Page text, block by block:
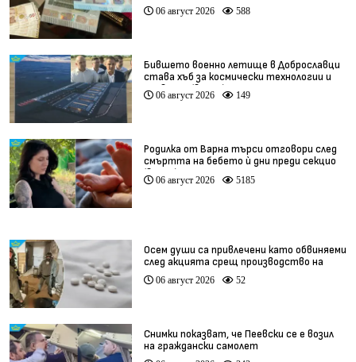
06 август 2026 588
Бившето военно летище в Доброславци
става хъб за космически технологии и
иновации (видео)
06 август 2026 149
Родилка от Варна търси отговори след
смъртта на бебето ѝ дни преди секцио
(видео)
06 август 2026 5185
Осем души са привлечени като обвиняеми
след акцията срещ производство на
фентанил
06 август 2026 52
Снимки показват, че Пеевски се е возил
на граждански самолет